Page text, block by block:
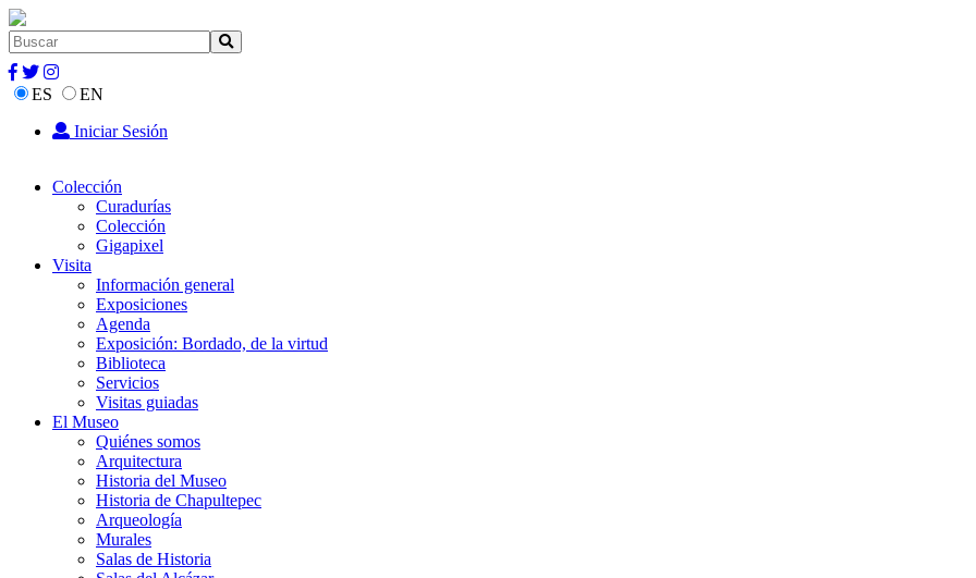
ES
EN
Iniciar Sesión
Colección
Curadurías
Colección
Gigapixel
Visita
Información general
Exposiciones
Agenda
Exposición: Bordado, de la virtud
Biblioteca
Servicios
Visitas guiadas
El Museo
Quiénes somos
Arquitectura
Historia del Museo
Historia de Chapultepec
Arqueología
Murales
Salas de Historia